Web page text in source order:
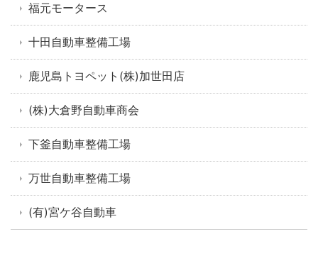
福元モータース
十田自動車整備工場
鹿児島トヨペット(株)加世田店
(株)大倉野自動車商会
下釜自動車整備工場
万世自動車整備工場
(有)宮ケ谷自動車